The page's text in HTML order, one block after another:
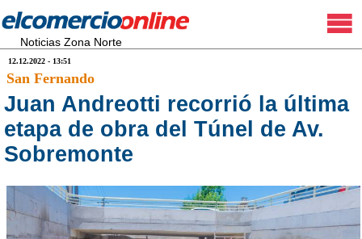
Noticias Zona Norte
12.12.2022 - 13:51
San Fernando
Juan Andreotti recorrió la última
etapa de obra del Túnel de Av.
Sobremonte